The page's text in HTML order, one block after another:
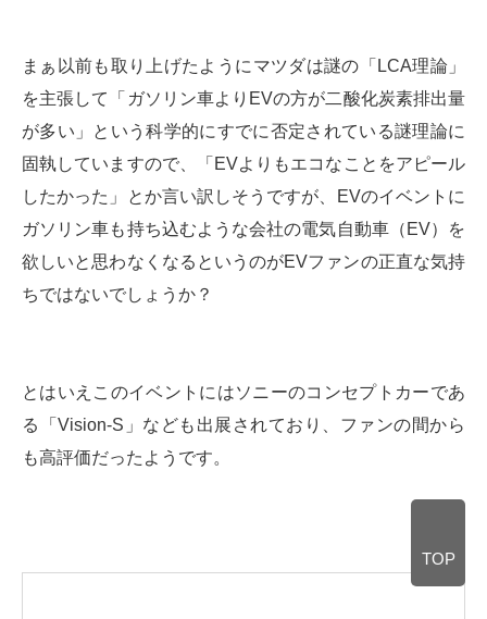
まぁ以前も取り上げたようにマツダは謎の「LCA理論」
を主張して「ガソリン車よりEVの方が二酸化炭素排出量
が多い」という科学的にすでに否定されている謎理論に
固執していますので、「EVよりもエコなことをアピール
したかった」とか言い訳しそうですが、EVのイベントに
ガソリン車も持ち込むような会社の電気自動車（EV）を
欲しいと思わなくなるというのがEVファンの正直な気持
ちではないでしょうか？
とはいえこのイベントにはソニーのコンセプトカーであ
る「Vision-S」なども出展されており、ファンの間から
も高評価だったようです。
TOP